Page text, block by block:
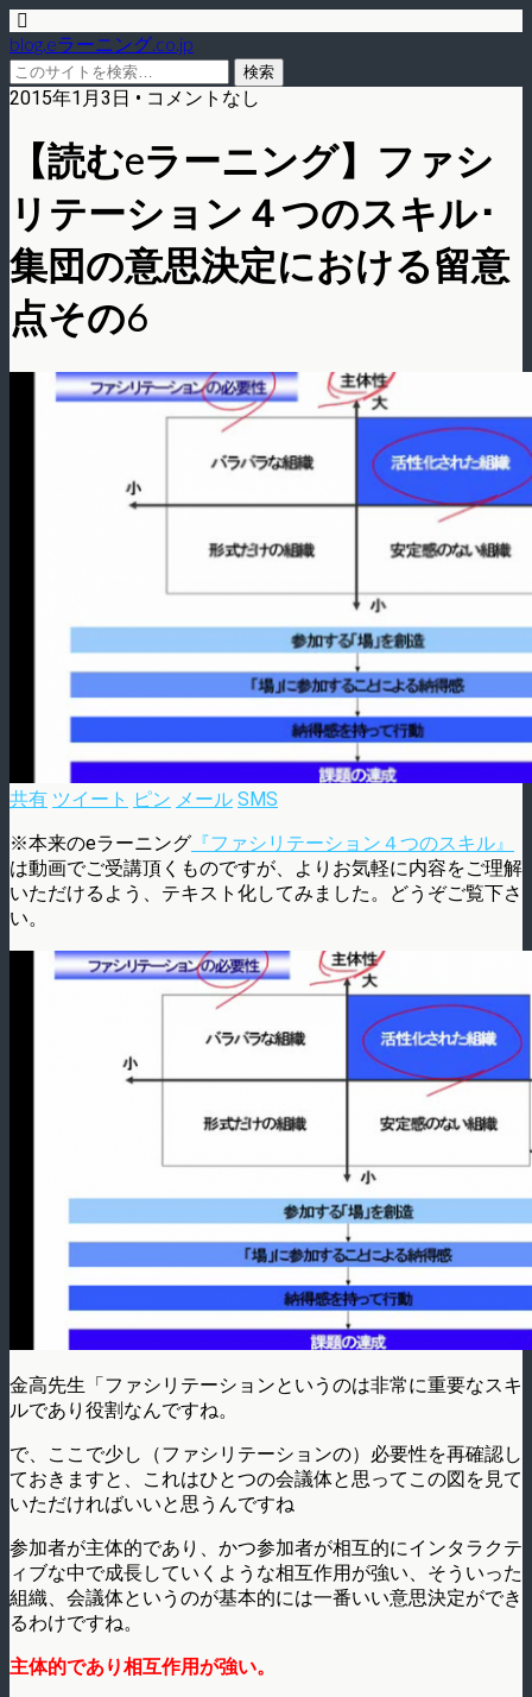
blog.eラーニング.co.jp
2015年1月3日 • コメントなし
【読むeラーニング】ファシ
リテーション４つのスキル･
集団の意思決定における留意
点その6
共有 ツイート ピン メール SMS
※本来のeラーニング 『ファシリテーション４つのスキル』
は動画でご受講頂くものですが、よりお気軽に内容をご理解
いただけるよう、テキスト化してみました。どうぞご覧下さ
い。
金高先生「ファシリテーションというのは非常に重要なスキ
ルであり役割なんですね。
で、ここで少し（ファシリテーションの）必要性を再確認し
ておきますと、これはひとつの会議体と思ってこの図を見て
いただければいいと思うんですね
参加者が主体的であり、かつ参加者が相互的にインタラクテ
ィブな中で成長していくような相互作用が強い、そういった
組織、会議体というのが基本的には一番いい意思決定ができ
るわけですね。
主体的であり相互作用が強い。